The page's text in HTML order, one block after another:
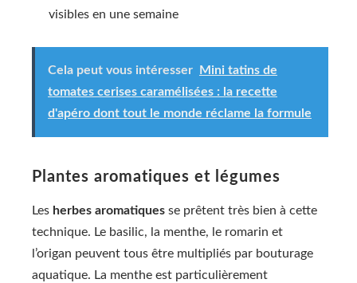
visibles en une semaine
Cela peut vous intéresser
Mini tatins de
tomates cerises caramélisées : la recette
d'apéro dont tout le monde réclame la formule
Plantes aromatiques et légumes
Les herbes aromatiques se prêtent très bien à cette
technique. Le basilic, la menthe, le romarin et
l’origan peuvent tous être multipliés par bouturage
aquatique. La menthe est particulièrement